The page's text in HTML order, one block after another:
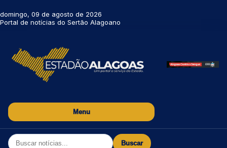
domingo, 09 de agosto de 2026
Portal de notícias do Sertão Alagoano
Menu
Buscar